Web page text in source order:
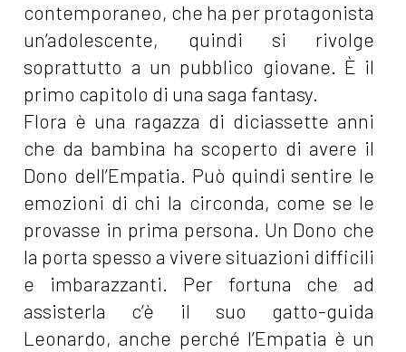
contemporaneo, che ha per protagonista
un’adolescente, quindi si rivolge
soprattutto a un pubblico giovane. È il
primo capitolo di una saga fantasy.
Flora è una ragazza di diciassette anni
che da bambina ha scoperto di avere il
Dono dell’Empatia. Può quindi sentire le
emozioni di chi la circonda, come se le
provasse in prima persona. Un Dono che
la porta spesso a vivere situazioni difficili
e imbarazzanti. Per fortuna che ad
assisterla c’è il suo gatto-guida
Leonardo, anche perché l’Empatia è un